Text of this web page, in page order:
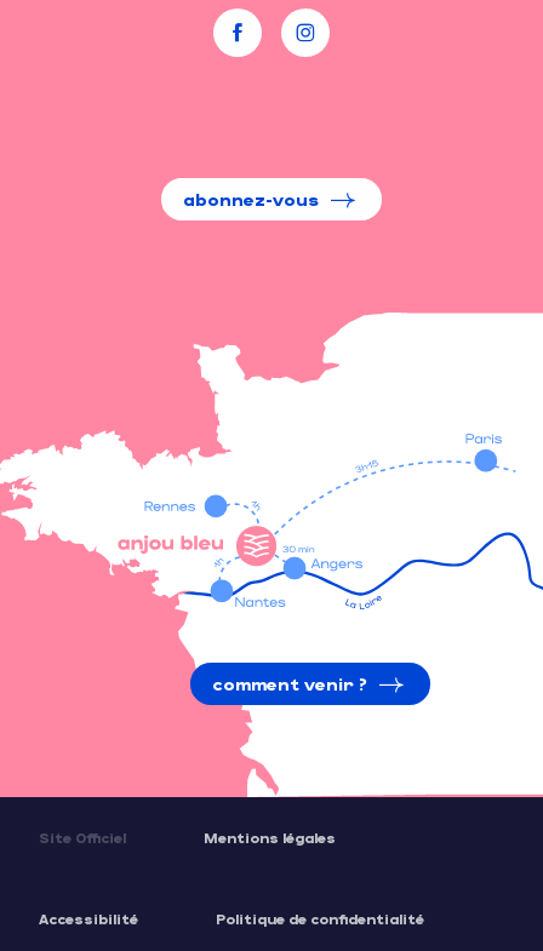
abonnez-vous
comment venir ?
Site Officiel Mentions légales
Accessibilité Politique de confidentialité